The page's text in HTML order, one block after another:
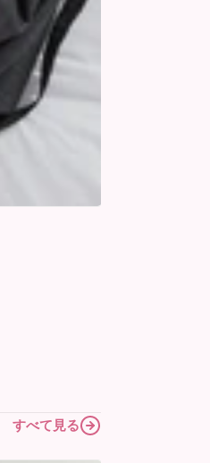
すべて見る